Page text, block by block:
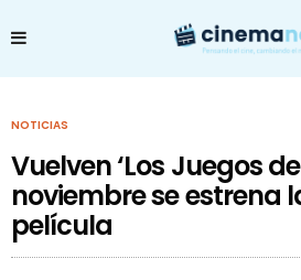
NOTICIAS
Vuelven ‘Los Juegos
noviembre se estrena
película